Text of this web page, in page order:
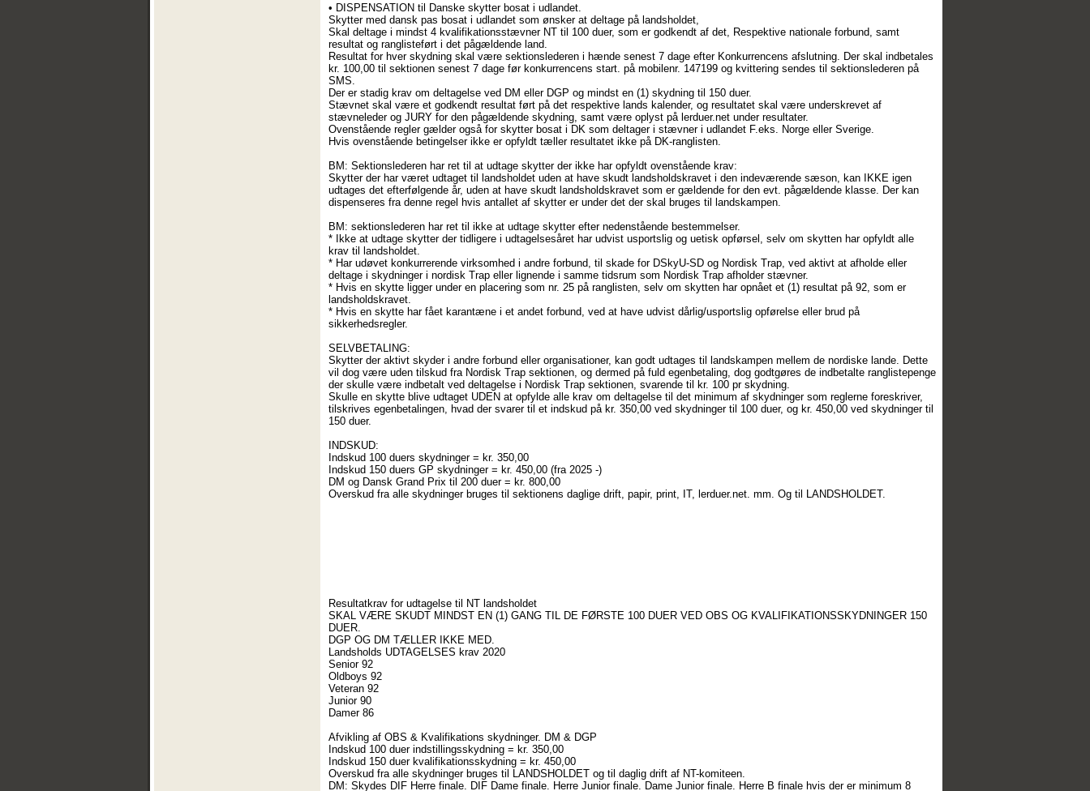
• DISPENSATION til Danske skytter bosat i udlandet.
Skytter med dansk pas bosat i udlandet som ønsker at deltage på landsholdet,
Skal deltage i mindst 4 kvalifikationsstævner NT til 100 duer, som er godkendt af det, Respektive nationale forbund, samt
resultat og ranglisteført i det pågældende land.
Resultat for hver skydning skal være sektionslederen i hænde senest 7 dage efter Konkurrencens afslutning. Der skal indbetales
kr. 100,00 til sektionen senest 7 dage før konkurrencens start. på mobilenr. 147199 og kvittering sendes til sektionslederen på
SMS.
Der er stadig krav om deltagelse ved DM eller DGP og mindst en (1) skydning til 150 duer.
Stævnet skal være et godkendt resultat ført på det respektive lands kalender, og resultatet skal være underskrevet af
stævneleder og JURY for den pågældende skydning, samt være oplyst på lerduer.net under resultater.
Ovenstående regler gælder også for skytter bosat i DK som deltager i stævner i udlandet F.eks. Norge eller Sverige.
Hvis ovenstående betingelser ikke er opfyldt tæller resultatet ikke på DK-ranglisten.
BM: Sektionslederen har ret til at udtage skytter der ikke har opfyldt ovenstående krav:
Skytter der har været udtaget til landsholdet uden at have skudt landsholdskravet i den indeværende sæson, kan IKKE igen
udtages det efterfølgende år, uden at have skudt landsholdskravet som er gældende for den evt. pågældende klasse. Der kan
dispenseres fra denne regel hvis antallet af skytter er under det der skal bruges til landskampen.
BM: sektionslederen har ret til ikke at udtage skytter efter nedenstående bestemmelser.
* Ikke at udtage skytter der tidligere i udtagelsesåret har udvist usportslig og uetisk opførsel, selv om skytten har opfyldt alle
krav til landsholdet.
* Har udøvet konkurrerende virksomhed i andre forbund, til skade for DSkyU-SD og Nordisk Trap, ved aktivt at afholde eller
deltage i skydninger i nordisk Trap eller lignende i samme tidsrum som Nordisk Trap afholder stævner.
* Hvis en skytte ligger under en placering som nr. 25 på ranglisten, selv om skytten har opnået et (1) resultat på 92, som er
landsholdskravet.
* Hvis en skytte har fået karantæne i et andet forbund, ved at have udvist dårlig/usportslig opførelse eller brud på
sikkerhedsregler.
SELVBETALING:
Skytter der aktivt skyder i andre forbund eller organisationer, kan godt udtages til landskampen mellem de nordiske lande. Dette
vil dog være uden tilskud fra Nordisk Trap sektionen, og dermed på fuld egenbetaling, dog godtgøres de indbetalte ranglistepenge
der skulle være indbetalt ved deltagelse i Nordisk Trap sektionen, svarende til kr. 100 pr skydning.
Skulle en skytte blive udtaget UDEN at opfylde alle krav om deltagelse til det minimum af skydninger som reglerne foreskriver,
tilskrives egenbetalingen, hvad der svarer til et indskud på kr. 350,00 ved skydninger til 100 duer, og kr. 450,00 ved skydninger til
150 duer.
INDSKUD:
Indskud 100 duers skydninger = kr. 350,00
Indskud 150 duers GP skydninger = kr. 450,00 (fra 2025 -)
DM og Dansk Grand Prix til 200 duer = kr. 800,00
Overskud fra alle skydninger bruges til sektionens daglige drift, papir, print, IT, lerduer.net. mm. Og til LANDSHOLDET.
Resultatkrav for udtagelse til NT landsholdet
SKAL VÆRE SKUDT MINDST EN (1) GANG TIL DE FØRSTE 100 DUER VED OBS OG KVALIFIKATIONSSKYDNINGER 150
DUER.
DGP OG DM TÆLLER IKKE MED.
Landsholds UDTAGELSES krav 2020
Senior 92
Oldboys 92
Veteran 92
Junior 90
Damer 86
Afvikling af OBS & Kvalifikations skydninger. DM & DGP
Indskud 100 duer indstillingsskydning = kr. 350,00
Indskud 150 duer kvalifikationsskydning = kr. 450,00
Overskud fra alle skydninger bruges til LANDSHOLDET og til daglig drift af NT-komiteen.
DM: Skydes DIF Herre finale. DIF Dame finale. Herre Junior finale. Dame Junior finale. Herre B finale hvis der er minimum 8